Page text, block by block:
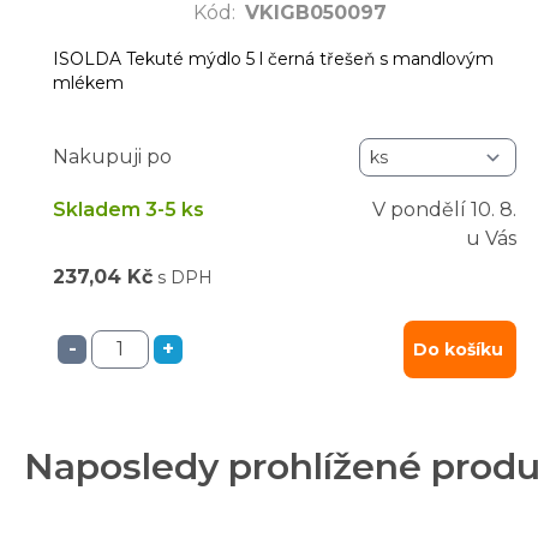
Kód : VKIGB050097
ISOLDA Tekuté mýdlo 5 l černá třešeň s mandlovým
mlékem
Nakupuji po
Skladem 3-5 ks V pondělí 10. 8.
u Vás
237,04 Kč s DPH
- + Do košíku
Naposledy prohlížené